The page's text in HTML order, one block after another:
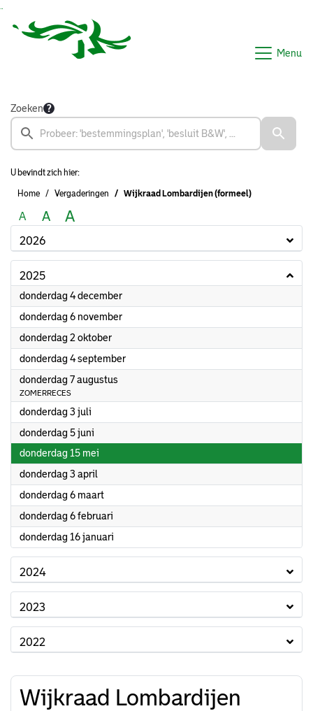
Menu
Zoeken
U bevindt zich hier:
Home Vergaderingen Wijkraad Lombardijen (formeel)
A A A
2026
2025
donderdag 4 december2025
donderdag 6 november2025
donderdag 2 oktober2025
donderdag 4 september2025
donderdag 7 augustus
ZOMERRECES
donderdag 3 juli
donderdag 5 juni
donderdag 15 mei
donderdag 3 april
donderdag 6 maart2025
donderdag 6 februari
donderdag 16 januari
2024
2023
2022
Wijkraad Lombardijen